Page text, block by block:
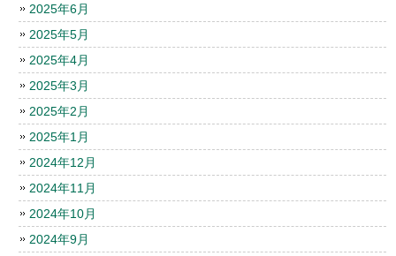
2025年6月
2025年5月
2025年4月
2025年3月
2025年2月
2025年1月
2024年12月
2024年11月
2024年10月
2024年9月